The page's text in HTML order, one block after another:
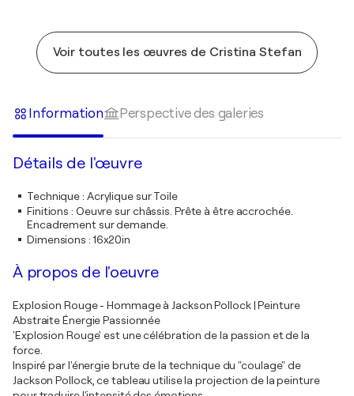
Voir toutes les œuvres de Cristina Stefan
Information Perspective des galeries
Détails de l'œuvre
Technique: Acrylique sur Toile
Finitions : Oeuvre sur châssis. Prête à être accrochée.
Encadrement sur demande.
Dimensions : 16x20in
À propos de l'oeuvre
Explosion Rouge - Hommage à Jackson Pollock | Peinture
Abstraite Énergie Passionnée
'Explosion Rouge' est une célébration de la passion et de la
force.
Inspiré par l'énergie brute de la technique du "coulage" de
Jackson Pollock, ce tableau utilise la projection de la peinture